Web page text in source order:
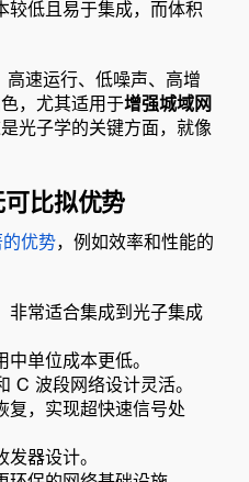
较低且易于集成，而体积
速运行、低噪声、高增
，尤其适用于增强城域网
光子学的关键方面，就像
比拟优势
的优势，例如效率和性能的
非常适合集成到光子集成
中单位成本更低。
C 波段网络设计灵活。
复，实现超快速信号处
发器设计。